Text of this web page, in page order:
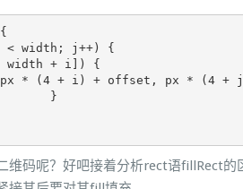
{
< width ; j ++)
{
width + i ])
{
px * (4 + i ) + offset , px * (4 + j
}
维码呢？好吧接着分析rect语fillRect的